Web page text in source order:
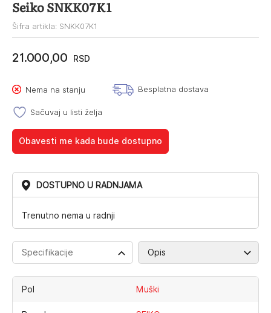
Seiko SNKK07K1
Šifra artikla: SNKK07K1
21.000,00 RSD
Nema na stanju Besplatna dostava
Sačuvaj u listi želja
Obavesti me kada bude dostupno
DOSTUPNO U RADNJAMA
Trenutno nema u radnji
Specifikacije Opis
Pol Muški